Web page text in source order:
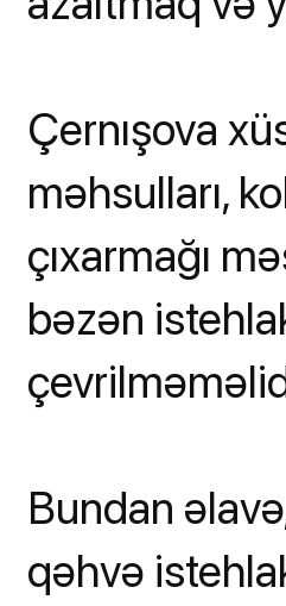
Çernışova
məhsulları,
çıxarmağı
bəzən
Bundan
qəhvə